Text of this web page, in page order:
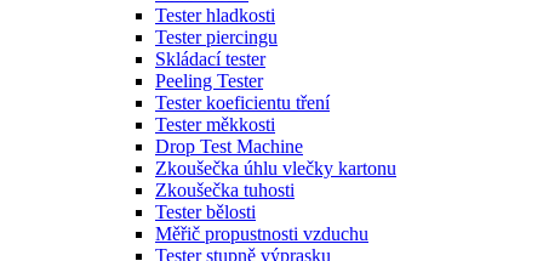
Tester hladkosti
Tester piercingu
Skládací tester
Peeling Tester
Tester koeficientu tření
Tester měkkosti
Drop Test Machine
Zkoušečka úhlu vlečky kartonu
Zkoušečka tuhosti
Tester bělosti
Měřič propustnosti vzduchu
Tester stupně výprasku